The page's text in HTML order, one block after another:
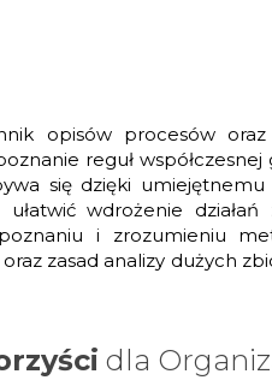
opisów procesów oraz
reguł współczesnej
się dzięki umiejętnemu
wdrożenie działań
i zrozumieniu
zasad analizy dużych
dla